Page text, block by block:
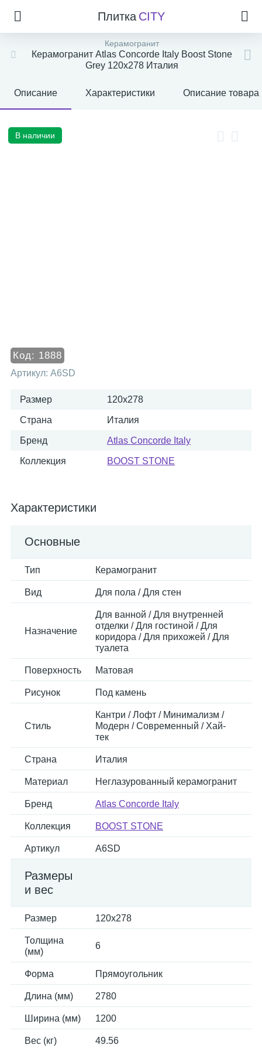
Плитка CITY
Керамогранит
Керамогранит Atlas Concorde Italy Boost Stone
Grey 120x278 Италия
Описание Характеристики Описание товара
В наличии
Код: 1888
Артикул: A6SD
Размер 120x278
Страна Италия
Бренд Atlas Concorde Italy
Коллекция BOOST STONE
Характеристики
Основные
Тип Керамогранит
Вид Для пола / Для стен
Назначение
Для ванной / Для внутренней
отделки / Для гостиной / Для
коридора / Для прихожей / Для
туалета
Поверхность Матовая
Рисунок Под камень
Стиль
Кантри / Лофт / Минимализм /
Модерн / Современный / Хай-
тек
Страна Италия
Материал Неглазурованный керамогранит
Бренд Atlas Concorde Italy
Коллекция BOOST STONE
Артикул A6SD
Размеры
и вес
Размер 120x278
Толщина
(мм)
6
Форма Прямоугольник
Длина (мм) 2780
Ширина (мм) 1200
Вес (кг) 49.56